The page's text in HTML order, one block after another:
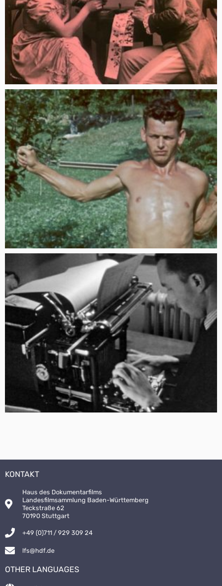
KONTAKT
Haus des Dokumentarfilms
Landesfilmsammlung Baden-Württemberg
Teckstraße 62
70190 Stuttgart
+49 (0)711 / 929 309 24
lfs@hdf.de
OTHER LANGUAGES